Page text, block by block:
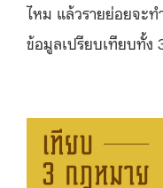
ไหม แล้วรายย่อยจะท
ข้อมูลเปรียบเทียบทั้ง